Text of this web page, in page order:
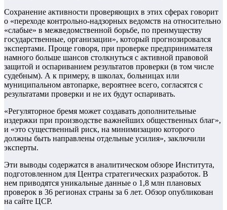
Сохранение активности проверяющих в этих сферах говорит
о «переходе контрольно-надзорных ведомств на относительно
«слабые» в межведомственной борьбе, по преимуществу
государственные, организации», который прогнозировался
экспертами. Проще говоря, при проверке предпринимателя
намного больше шансов столкнуться с активной правовой
защитой и оспариванием результатов проверки (в том числе
судебным). А к примеру, в школах, больницах или
муниципальном автопарке, вероятнее всего, согласятся с
результатами проверки и не их будут оспаривать.
«Регуляторное бремя может создавать дополнительные
издержки при производстве важнейших общественных благ»,
и «это существенный риск, на минимизацию которого
должны быть направлены отдельные усилия», заключили
эксперты.
Эти выводы содержатся в аналитическом обзоре Института,
подготовленном для Центра стратегических разработок. В
нем приводятся уникальные данные о 1,8 млн плановых
проверок в 36 регионах страны за 6 лет. Обзор опубликован
на сайте ЦСР.